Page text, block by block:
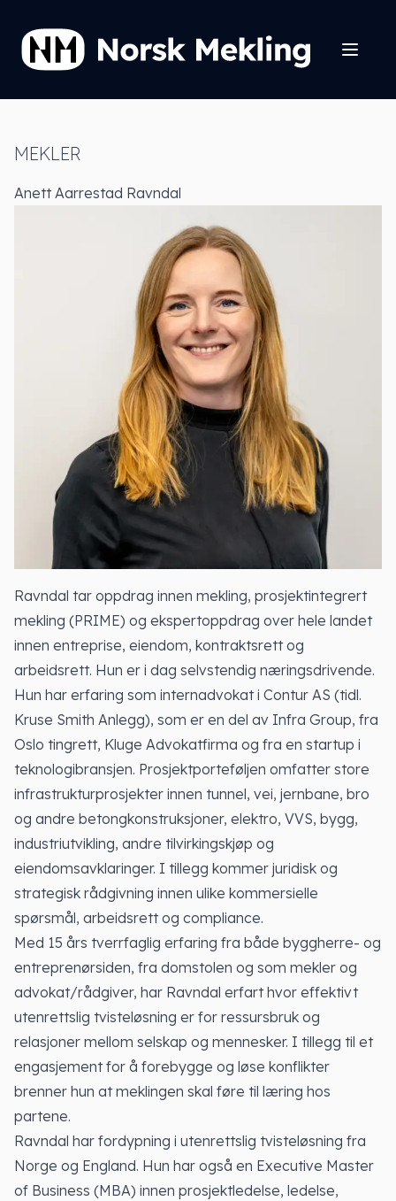
MEKLER
Anett Aarrestad Ravndal
Ravndal tar oppdrag innen mekling, prosjektintegrert
mekling (PRIME) og ekspertoppdrag over hele landet
innen entreprise, eiendom, kontraktsrett og
arbeidsrett. Hun er i dag selvstendig næringsdrivende.
Hun har erfaring som internadvokat i Contur AS (tidl.
Kruse Smith Anlegg), som er en del av Infra Group, fra
Oslo tingrett, Kluge Advokatfirma og fra en startup i
teknologibransjen. Prosjektporteføljen omfatter store
infrastrukturprosjekter innen tunnel, vei, jernbane, bro
og andre betongkonstruksjoner, elektro, VVS, bygg,
industriutvikling, andre tilvirkingskjøp og
eiendomsavklaringer. I tillegg kommer juridisk og
strategisk rådgivning innen ulike kommersielle
spørsmål, arbeidsrett og compliance.
Med 15 års tverrfaglig erfaring fra både byggherre- og
entreprenørsiden, fra domstolen og som mekler og
advokat/rådgiver, har Ravndal erfart hvor effektivt
utenrettslig tvisteløsning er for ressursbruk og
relasjoner mellom selskap og mennesker. I tillegg til et
engasjement for å forebygge og løse konflikter
brenner hun at meklingen skal føre til læring hos
partene.
Ravndal har fordypning i utenrettslig tvisteløsning fra
Norge og England. Hun har også en Executive Master
of Business (MBA) innen prosjektledelse, ledelse,